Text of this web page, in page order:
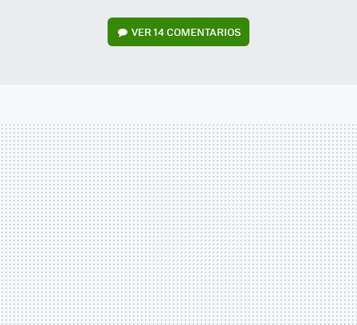
VER14 COMENTARIOS